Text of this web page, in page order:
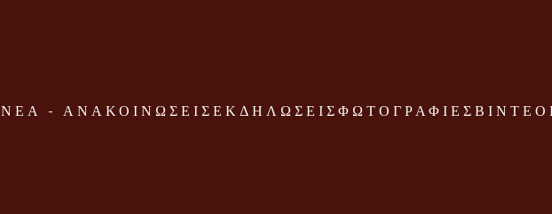
ΝΕΑ - ΑΝΑΚΟΙΝΩΣΕΙΣ ΕΚΔΗΛΩΣΕΙΣ ΦΩΤΟΓΡΑΦΙΕΣ ΒΙΝΤΕΟ